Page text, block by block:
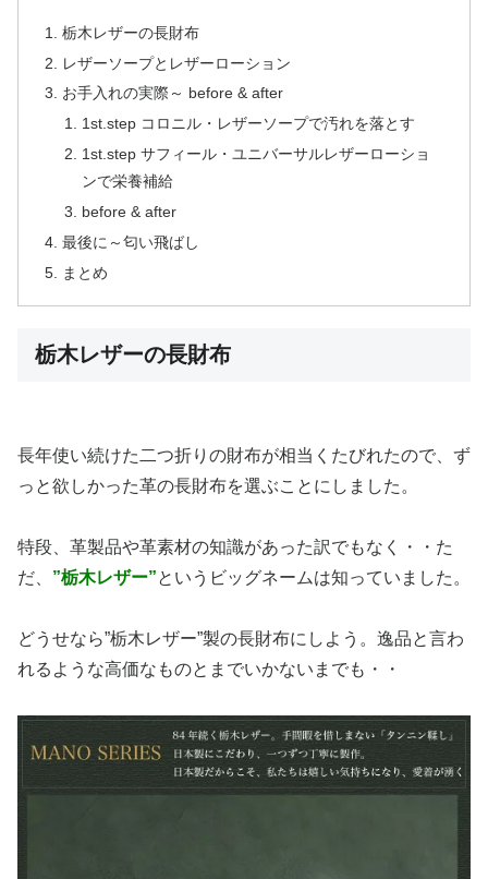
栃木レザーの長財布
レザーソープとレザーローション
お手入れの実際～ before & after
1st.step コロニル・レザーソープで汚れを落とす
1st.step サフィール・ユニバーサルレザーローショ
ンで栄養補給
before & after
最後に～匂い飛ばし
まとめ
栃木レザーの長財布
長年使い続けた二つ折りの財布が相当くたびれたので、ず
っと欲しかった革の長財布を選ぶことにしました。
特段、革製品や革素材の知識があった訳でもなく・・た
だ、 ”栃木レザー”というビッグネームは知っていました。
どうせなら”栃木レザー”製の長財布にしよう。逸品と言わ
れるような高価なものとまでいかないまでも・・